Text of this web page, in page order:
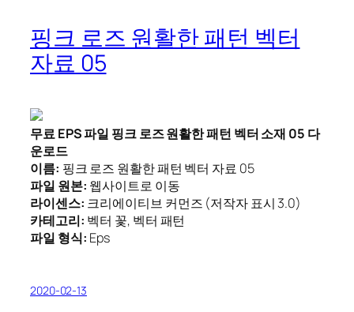
핑크 로즈 원활한 패턴 벡터
자료 05
무료 EPS 파일 핑크 로즈 원활한 패턴 벡터 소재 05 다
운로드
이름: 핑크 로즈 원활한 패턴 벡터 자료 05
파일 원본: 웹사이트로 이동
라이센스: 크리에이티브 커먼즈 (저작자 표시 3.0)
카테고리: 벡터 꽃, 벡터 패턴
파일 형식: Eps
2020-02-13